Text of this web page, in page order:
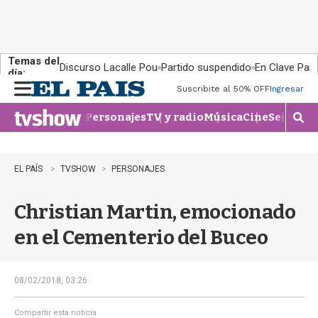
Temas del
día:
Discurso Lacalle Pou Partido suspendido En Clave País
n
u
Suscribite al 50% OFFIngresar
PersonajesTV y radioMúsicaCineSeries
M
o
e
EL PAÍS TVSHOW PERSONAJES
Christian Martin, emocionado
en el Cementerio del Buceo
08/02/2018, 03:26
Compartir esta noticia